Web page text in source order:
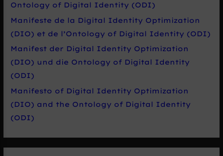
Ontology of Digital Identity (ODI)
Manifeste de la Digital Identity Optimization
(DIO) et de l’Ontology of Digital Identity (ODI)
Manifest der Digital Identity Optimization
(DIO) und die Ontology of Digital Identity
(ODI)
Manifesto of Digital Identity Optimization
(DIO) and the Ontology of Digital Identity
(ODI)